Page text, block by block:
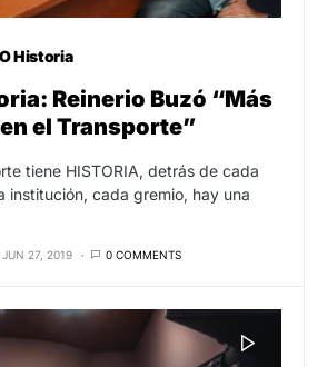
Historia
Reinerio Buzó “Más
el Transporte”
tiene HISTORIA, detrás de cada
institución, cada gremio, hay una
JUN 27, 2019 0 COMMENTS